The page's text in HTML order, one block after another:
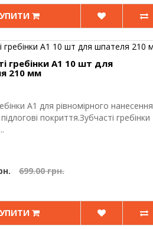
гребінки A1 10 шт для
210 мм
A1 для рівномірного нанесення
покриття.Зубчасті гребінки
699.00 грн.